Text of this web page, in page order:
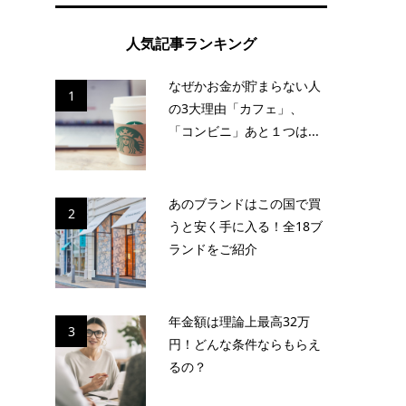
人気記事ランキング
1
なぜかお金が貯まらない人
の3大理由「カフェ」、
「コンビニ」あと１つは...
2
あのブランドはこの国で買
うと安く手に入る！全18ブ
ランドをご紹介
3
年金額は理論上最高32万
円！どんな条件ならもらえ
るの？